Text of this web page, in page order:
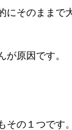
そのまま
原因です。
の１つで